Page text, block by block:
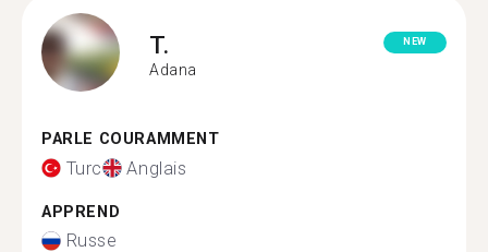
T.
Adana
NEW
PARLE COURAMMENT
Turc Anglais
APPREND
Russe